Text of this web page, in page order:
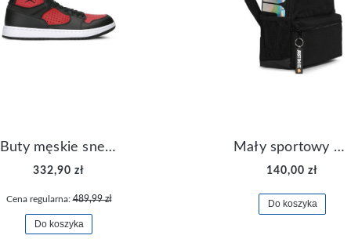
Buty męskie sneakersy Jordan Access AR3762-006
332,90 zł
Cena regularna:489,99 zł
Do koszyka
Mały sportowy plecak plecaczek Nike Brasilia JDI DR6091-017
140,00 zł
Do koszyka